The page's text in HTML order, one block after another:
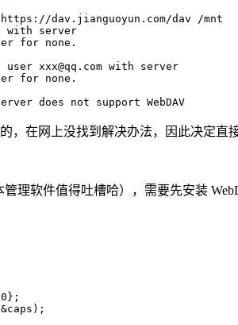
dav.jianguoyun.com/dav /mnt
with server
for none.
xxx@qq.com with server
for none.
在网上没找到解决办法，因此决定直
理软件值得吐槽哈），需要先安装